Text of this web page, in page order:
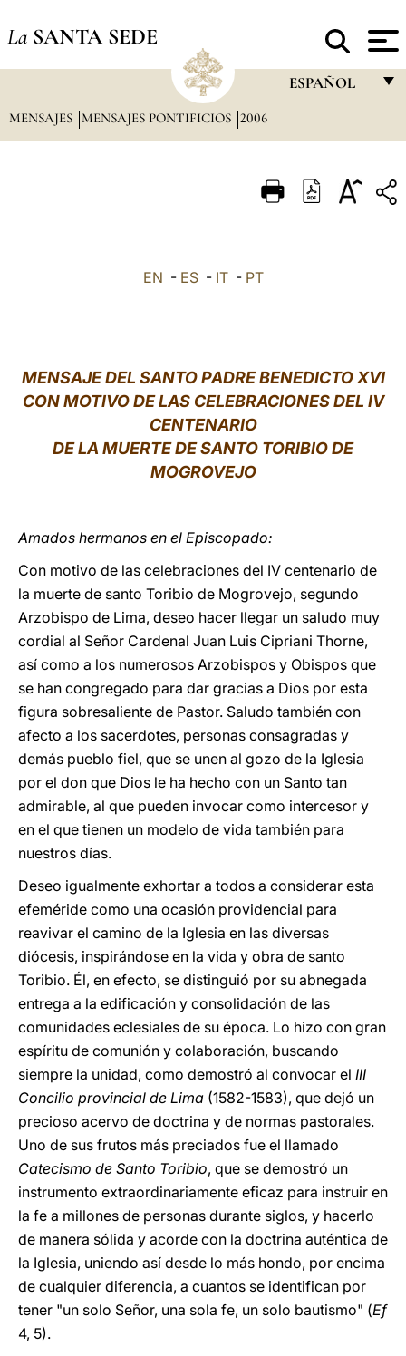
La SANTA SEDE
ESPAÑOL
ITALIANO
中文
MENSAJES MENSAJES PONTIFICIOS 2006
EN - ES- IT- PT
MENSAJE DEL SANTO PADRE BENEDICTO XVI
CON MOTIVO DE LAS CELEBRACIONES DEL IV
CENTENARIO
DE LA MUERTE DE SANTO TORIBIO DE
MOGROVEJO
Amados hermanos en el Episcopado:
Con motivo de las celebraciones del IV centenario de
la muerte de santo Toribio de Mogrovejo, segundo
Arzobispo de Lima, deseo hacer llegar un saludo muy
cordial al Señor Cardenal Juan Luis Cipriani Thorne,
así como a los numerosos Arzobispos y Obispos que
se han congregado para dar gracias a Dios por esta
figura sobresaliente de Pastor. Saludo también con
afecto a los sacerdotes, personas consagradas y
demás pueblo fiel, que se unen al gozo de la Iglesia
por el don que Dios le ha hecho con un Santo tan
admirable, al que pueden invocar como intercesor y
en el que tienen un modelo de vida también para
nuestros días.
Deseo igualmente exhortar a todos a considerar esta
efeméride como una ocasión providencial para
reavivar el camino de la Iglesia en las diversas
diócesis, inspirándose en la vida y obra de santo
Toribio. Él, en efecto, se distinguió por su abnegada
entrega a la edificación y consolidación de las
comunidades eclesiales de su época. Lo hizo con gran
espíritu de comunión y colaboración, buscando
siempre la unidad, como demostró al convocar el III
Concilio provincial de Lima (1582-1583), que dejó un
precioso acervo de doctrina y de normas pastorales.
Uno de sus frutos más preciados fue el llamado
Catecismo de Santo Toribio, que se demostró un
instrumento extraordinariamente eficaz para instruir en
la fe a millones de personas durante siglos, y hacerlo
de manera sólida y acorde con la doctrina auténtica de
la Iglesia, uniendo así desde lo más hondo, por encima
de cualquier diferencia, a cuantos se identifican por
tener "un solo Señor, una sola fe, un solo bautismo" (Ef
4, 5).